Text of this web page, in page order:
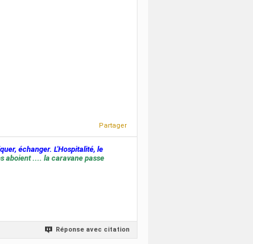
Partager
échanger. L'Hospitalité, le
aboient .... la caravane passe
Réponse avec citation